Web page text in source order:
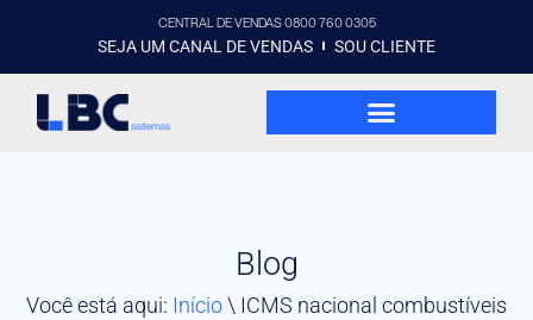
CENTRAL DE VENDAS 0800 760 0305
SEJA UM CANAL DE VENDAS SOU CLIENTE
Blog
Você está aqui: Início\ ICMS nacional combustíveis